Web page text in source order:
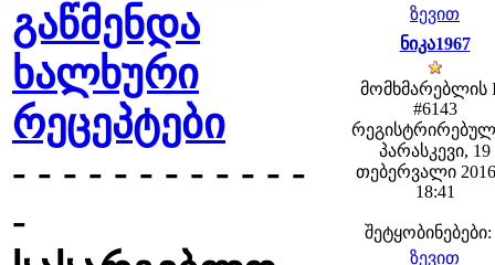
გაწმენდა
ხალხური
რეცეპტები
- - - - - - - - - - - -
-
ზევით
ნიკა1967
მომხმარებლის
#6143
პარასკევი, 19
თებერვალი
18:41
შეტყობინებები:
ზევით